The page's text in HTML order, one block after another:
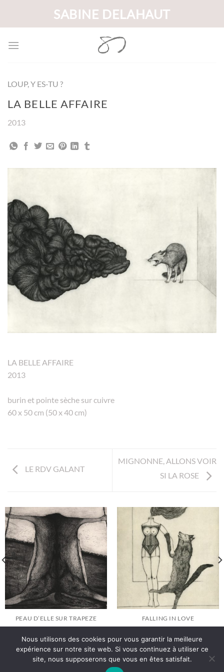
contenu
SABINE DELAHAUT
LOUP, Y ES-TU ?
LA BELLE AFFAIRE
2013
LA BELLE AFFAIRE
2013
burin et pointe sèche sur cuivre
60 x 50 cm (50 x 40 cm)
LE RDV GALANT
MIGNONNE, ALLONS VOIR
SI LA ROSE
PEAU D’ELLE SUR TRAPEZE FALLING IN LOVE
Politique de Confidentialité
Nous utilisons des cookies pour vous garantir la meilleure
expérience sur notre site web. Si vous continuez à utiliser ce
site, nous supposerons que vous en êtes satisfait.